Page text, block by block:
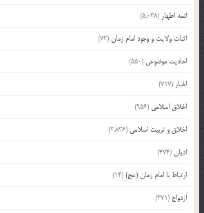
ائمه اطهار (5,038)
اثبات ولایت و وجود امام زمان(73)
احادیث موضوعی (550)
اخبار (717)
اخلاق اسلامی (956)
اخلاق و تربیت اسلامی (2,836)
ادیان(474)
ارتباط با امام زمان (عج)(14)
ازدواج (371)